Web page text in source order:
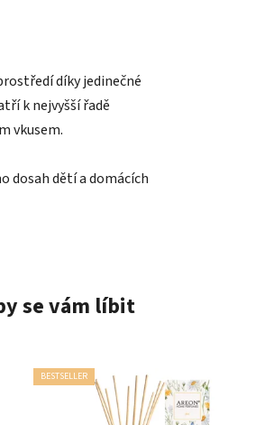
díky jedinečné
k nejvyšší řadě
vkusem.
dosah dětí a domácích
se vám líbit
BESTSELLER